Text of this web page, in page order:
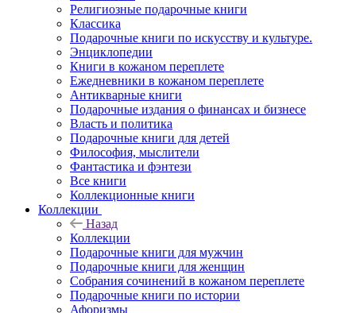
Религиозные подарочные книги
Классика
Подарочные книги по искусству и культуре.
Энциклопедии
Книги в кожаном переплете
Ежедневники в кожаном переплете
Антикварные книги
Подарочные издания о финансах и бизнесе
Власть и политика
Подарочные книги для детей
Философия, мыслители
Фантастика и фэнтези
Все книги
Коллекционные книги
Коллекции
Назад
Коллекции
Подарочные книги для мужчин
Подарочные книги для женщин
Собрания сочинений в кожаном переплете
Подарочные книги по истории
Афоризмы